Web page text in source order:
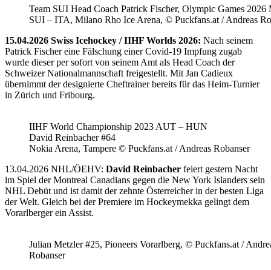
Team SUI Head Coach Patrick Fischer, Olympic Games 2026
SUI – ITA, Milano Rho Ice Arena, © Puckfans.at / Andreas
15.04.2026 Swiss Icehockey / IIHF Worlds 2026: Nach seinem
Patrick Fischer eine Fälschung einer Covid-19 Impfung zugab
wurde dieser per sofort von seinem Amt als Head Coach der
Schweizer Nationalmannschaft freigestellt. Mit Jan Cadieux
übernimmt der designierte Cheftrainer bereits für das Heim-Turnier
in Zürich und Fribourg.
IIHF World Championship 2023 AUT – HUN
David Reinbacher #64
Nokia Arena, Tampere © Puckfans.at / Andreas Robanser
13.04.2026 NHL/ÖEHV: David Reinbacher feiert gestern Nacht
im Spiel der Montreal Canadians gegen die New York Islanders sein
NHL Debüt und ist damit der zehnte Österreicher in der besten Liga
der Welt. Gleich bei der Premiere im Hockeymekka gelingt dem
Vorarlberger ein Assist.
Julian Metzler #25, Pioneers Vorarlberg, © Puckfans.at /
Robanser